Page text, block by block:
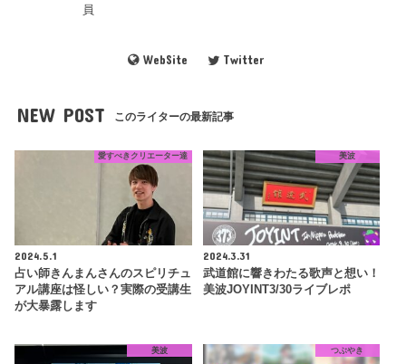
員
WebSite Twitter
NEW POST このライターの最新記事
愛すべきクリエーター達
2024.5.1
占い師きんまんさんのスピリチュ
アル講座は怪しい？実際の受講生
が大暴露します
美波
2024.3.31
武道館に響きわたる歌声と想い！
美波JOYINT3/30ライブレポ
美波 つぶやき